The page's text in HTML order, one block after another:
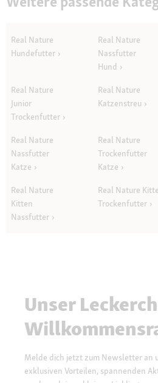
Real Nature
Hundefutter
Real Nature
Nassfutter
Hund
Real Nature
Junior
Trockenfutter
Real Nature
Katzenstreu
Real Nature
Nassfutter
Katze
Real Nature
Trockenfutter
Katze
Real Nature
Kitten
Nassfutter
Real Nature
Trockenfutter
Unser
Melde dich jetzt zum Newsletter an
exklusiven Vorteilen, spannenden